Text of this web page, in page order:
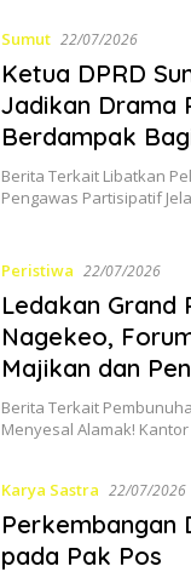
Sumut 22/07/2026
Ketua DPRD
Jadikan Drama
Berdampak
Berita Terkait Libatkan
Pengawas Partisipatif
Peristiwa 22/07/2026
Ledakan Grand
Nagekeo,
Majikan dan
Berita Terkait
Menyesal Alamak!
Karya Sastra 22/07/2026
Perkembangan
pada Pak Pos